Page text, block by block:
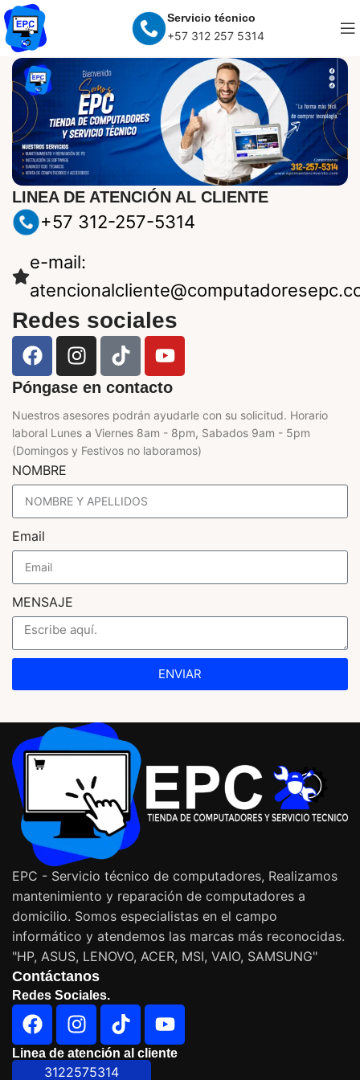
Servicio técnico
+57 312 257 5314
LINEA DE ATENCIÓN AL CLIENTE
+57 312-257-5314
e-mail:
Redes sociales
Póngase en contacto
Nuestros asesores podrán ayudarle con su solicitud. Horario
laboral Lunes a Viernes 8am - 8pm, Sabados 9am - 5pm
(Domingos y Festivos no laboramos)
NOMBRE
Email
MENSAJE
ENVIAR
EPC - Servicio técnico de computadores, Realizamos
mantenimiento y reparación de computadores a
domicilio. Somos especialistas en el campo
informático y atendemos las marcas más reconocidas.
"HP, ASUS, LENOVO, ACER, MSI, VAIO, SAMSUNG"
Contáctanos
Redes Sociales.
Linea de atención al cliente
3122575314